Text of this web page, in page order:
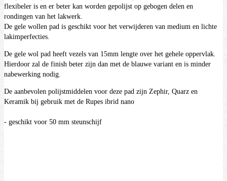
flexibeler is en er beter kan worden gepolijst op gebogen delen en
rondingen van het lakwerk.
De gele wollen pad is geschikt voor het verwijderen van medium en lichte
lakimperfecties.
De gele wol pad heeft vezels van 15mm lengte over het gehele oppervlak.
Hierdoor zal de finish beter zijn dan met de blauwe variant en is minder
nabewerking nodig.
De aanbevolen polijstmiddelen voor deze pad zijn Zephir, Quarz en
Keramik bij gebruik met de Rupes ibrid nano
- geschikt voor 50 mm steunschijf